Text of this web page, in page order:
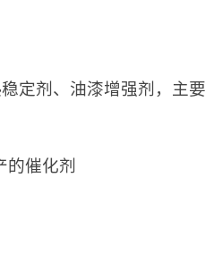
定剂、油漆增强剂，主要
的催化剂